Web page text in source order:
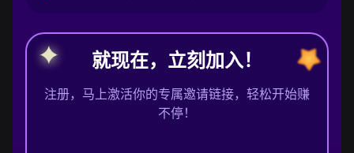
就现在，立刻加入！
注册，马上激活你的专属邀请链接，轻松开始赚
不停！